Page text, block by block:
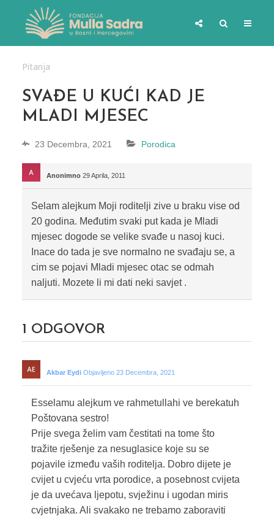
Pitanja
SVAĐE U KUĆI KAD JE
MLADI MJESEC
23 Decembra, 2021 Porodica
Anonimno 29 Aprila, 2011
Selam alejkum Moji roditelji zive u braku vise od
20 godina. Međutim svaki put kada je Mladi
mjesec dogode se velike svađe u nasoj kuci.
Inace do tada je sve normalno ne svađaju se, a
cim se pojavi Mladi mjesec otac se odmah
naljuti. Mozete li mi dati neki savjet .
1 ODGOVOR
Akbar Eydi Objavljeno 23 Decembra, 2021
Esselamu alejkum ve rahmetullahi ve berekatuh
Poštovana sestro!
Prije svega želim vam čestitati na tome što
tražite rješenje za nesuglasice koje su se
pojavile između vaših roditelja. Dobro dijete je
cvijet u cvjeću vrta porodice, a posebnost cvijeta
je da uvećava ljepotu, svježinu i ugodan miris
cvjetnjaka. Ali svakako ne trebamo zaboraviti